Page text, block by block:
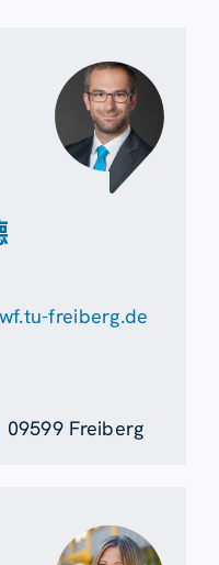
freiberg.de
Freiberg